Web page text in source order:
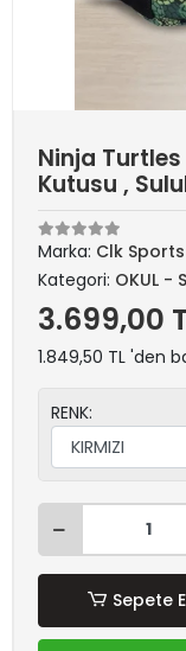
Ninja
Kutusu ,
Marka: Clk Sports
Kategori: OKUL -
3.699,00
1.849,50 TL 'den
RENK:
Sepete